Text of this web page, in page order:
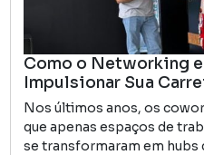
Como o Networking
Impulsionar Sua
Nos últimos anos, os
que apenas espaços de
se transformaram em hubs